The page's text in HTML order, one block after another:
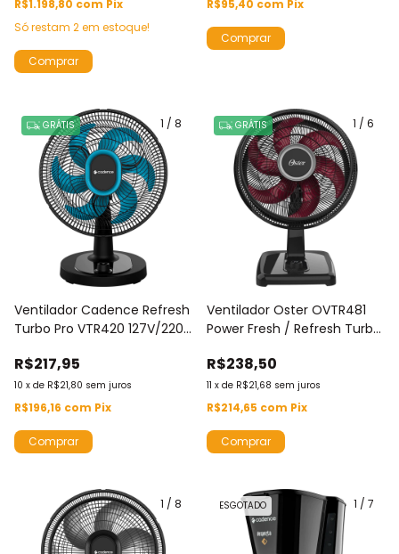
R$1.198,80 com Pix
Só restam 2em estoque!
Comprar
R$95,40 com Pix
Comprar
1 / 8
GRÁTIS
Ventilador Cadence Refresh
Turbo Pro VTR420 127V/220V
Velocidades
R$217,95
10 x de R$21,80 sem juros
R$196,16 com Pix
Comprar
1 / 6
GRÁTIS
Ventilador Oster OVTR481
Power Fresh / Refresh Turbo
Velocidades
R$238,50
11 x de R$21,68 sem juros
R$214,65 com Pix
1 / 8 1 / 7
ESGOTADO